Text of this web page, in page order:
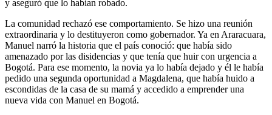
y aseguró que lo habían robado.
La comunidad rechazó ese comportamiento. Se hizo una reunión
extraordinaria y lo destituyeron como gobernador. Ya en Araracuara,
Manuel narró la historia que el país conoció: que había sido
amenazado por las disidencias y que tenía que huir con urgencia a
Bogotá. Para ese momento, la novia ya lo había dejado y él le había
pedido una segunda oportunidad a Magdalena, que había huido a
escondidas de la casa de su mamá y accedido a emprender una
nueva vida con Manuel en Bogotá.